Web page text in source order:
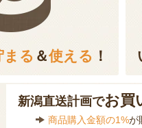
まる ＆使える ！
新潟直送計画でお買
商品購入金額の1%が